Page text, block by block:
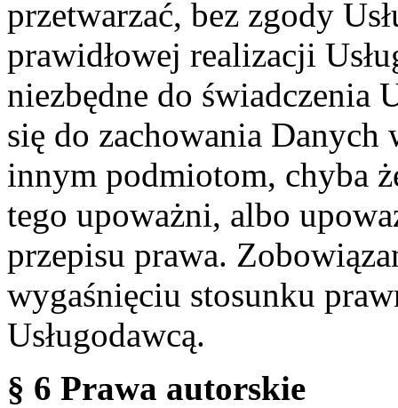
przetwarzać, bez zgody
prawidłowej realizacji
niezbędne do świadczenia
się do zachowania
innym podmiotom, chyba
tego upoważni, albo
przepisu prawa.
wygaśnięciu stosunku
Usługodawcą.
§ 6 Prawa autorskie